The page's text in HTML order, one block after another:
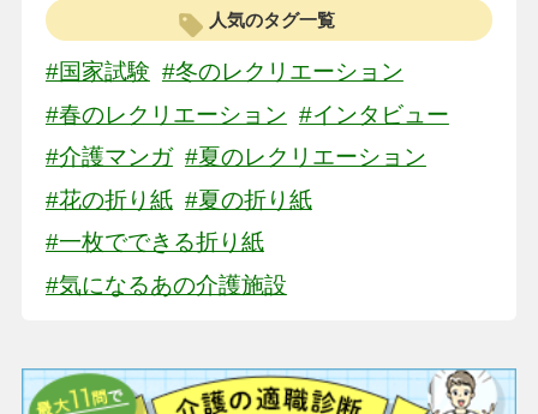
人気のタグ一覧
#国家試験 #冬のレクリエーション
#春のレクリエーション #インタビュー
#介護マンガ #夏のレクリエーション
#花の折り紙 #夏の折り紙
#一枚でできる折り紙
#気になるあの介護施設